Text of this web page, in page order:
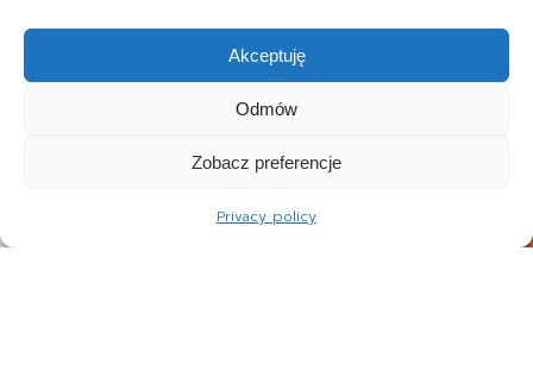
Akceptuję
Odmów
Zobacz preferencje
Privacy policy